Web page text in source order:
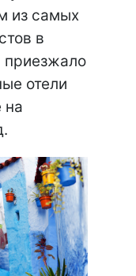
из самых
в
приезжало
отели
на